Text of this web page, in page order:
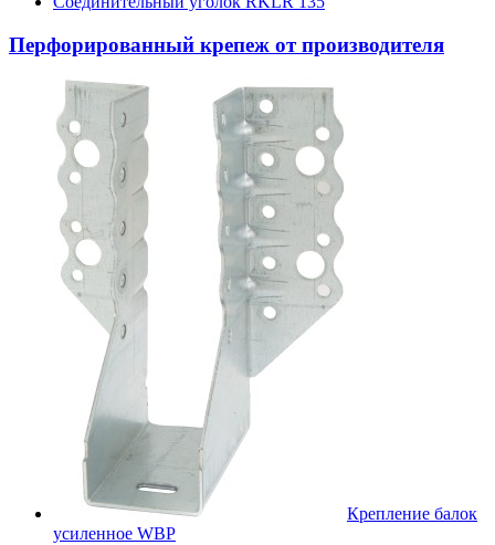
Перфорированный крепеж от производителя
Крепление балок
усиленное WBР